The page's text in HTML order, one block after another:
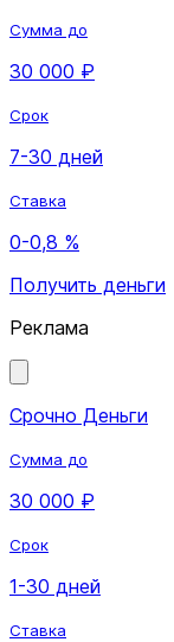
Сумма до
30 000 ₽
Срок
7-30 дней
Ставка
0-0,8 %
Получить деньги
Реклама
Срочно Деньги
Сумма до
30 000 ₽
Срок
1-30 дней
Ставка